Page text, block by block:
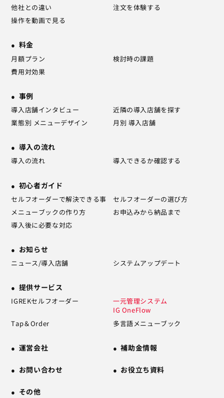
他社との違い
注文を体験する
操作を動画で見る
料金
月額プラン
検討時の課題
費用対効果
事例
導入店舗インタビュー
近隣の導入店舗を探す
業態別 メニューデザイン
月別 導入店舗
導入の流れ
導入の流れ 導入できるか確認する
初心者ガイド
セルフオーダーで解決できる事
セルフオーダーの選び方
メニューブックの作り方
お申込みから納品まで
導入後に必要な対応
お知らせ
ニュース/導入店舗 システムアップデート
提供サービス
IGREKセルフオーダー
一元管理システム
IG OneFlow
Tap＆Order
多言語メニューブック
運営会社 補助金情報
お問い合わせ お役立ち資料
その他